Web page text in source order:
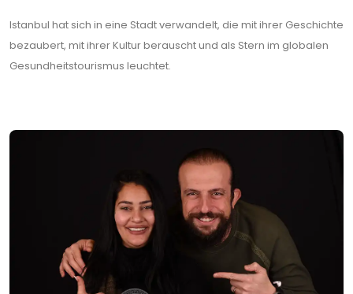
Istanbul hat sich in eine Stadt verwandelt, die mit ihrer Geschichte
bezaubert, mit ihrer Kultur berauscht und als Stern im globalen
Gesundheitstourismus leuchtet.